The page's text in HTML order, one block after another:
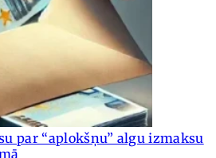
par “aplokšņu” algu izmaksu